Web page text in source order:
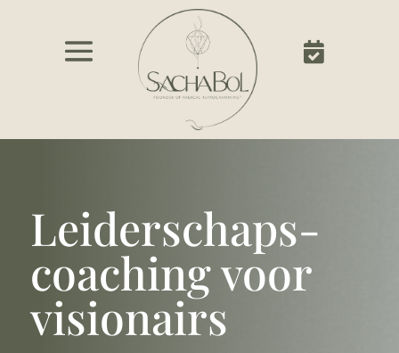

Leiderschaps-
coaching voor
visionairs